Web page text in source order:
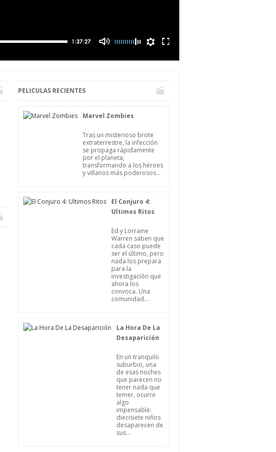
PELICULAS RECIENTES
Marvel Zombies
Tras un misterioso brote
extraterrestre, la infección
se propaga rápidamente
por el planeta,
transformando a los héroes
y villanos más poderosos...
El Conjuro 4:
Ultimos Ritos
Ed y Lorraine
Warren saben que
cada caso puede
ser el último, pero
nada los prepara
para la
investigación que
ahora los
convoca. Una
comunidad...
La Hora De La
Desaparición
En un tranquilo
suburbio, una
de esas noches
que parecen no
tener nada que
temer, ocurre
algo
impensable:
diecisiete niños
desaparecen de
sus...